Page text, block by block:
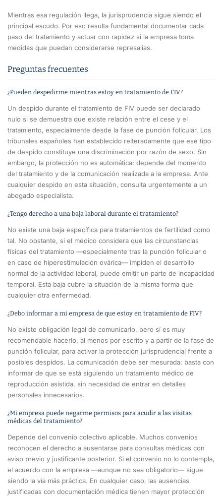
Mientras esa regulación llega, la jurisprudencia sigue siendo el
principal escudo. Por eso resulta fundamental documentar cada
paso del tratamiento y actuar con rapidez si la empresa toma
medidas que puedan considerarse represalias.
Preguntas frecuentes
¿Pueden despedirme mientras estoy en tratamiento de FIV?
Un despido durante el tratamiento de FIV puede ser declarado
nulo si se demuestra que existe relación entre el cese y el
tratamiento, especialmente desde la fase de punción folicular. Los
tribunales españoles han establecido reiteradamente que ese tipo
de despido constituye una discriminación por razón de sexo. Sin
embargo, la protección no es automática: depende del momento
del tratamiento y de la comunicación realizada a la empresa. Ante
cualquier despido en esta situación, consulta urgentemente a un
abogado especialista.
¿Tengo derecho a una baja laboral durante el tratamiento?
No existe una baja específica para tratamientos de fertilidad como
tal. No obstante, si el médico considera que las circunstancias
físicas del tratamiento —especialmente tras la punción folicular o
en caso de hiperestimulación ovárica— impiden el desarrollo
normal de la actividad laboral, puede emitir un parte de incapacidad
temporal. Esta baja cubre la situación de la misma forma que
cualquier otra enfermedad.
¿Debo informar a mi empresa de que estoy en tratamiento de FIV?
No existe obligación legal de comunicarlo, pero sí es muy
recomendable hacerlo, al menos por escrito y a partir de la fase de
punción folicular, para activar la protección jurisprudencial frente a
posibles despidos. La comunicación debe ser mesurada: basta con
informar de que se está siguiendo un tratamiento médico de
reproducción asistida, sin necesidad de entrar en detalles
personales innecesarios.
¿Mi empresa puede negarme permisos para acudir a las visitas
médicas del tratamiento?
Depende del convenio colectivo aplicable. Muchos convenios
reconocen el derecho a ausentarse para consultas médicas con
aviso previo y justificante posterior. Si el convenio no lo contempla,
el acuerdo con la empresa —aunque no sea obligatorio— sigue
siendo la vía más práctica. En cualquier caso, las ausencias
justificadas con documentación médica tienen mayor protección